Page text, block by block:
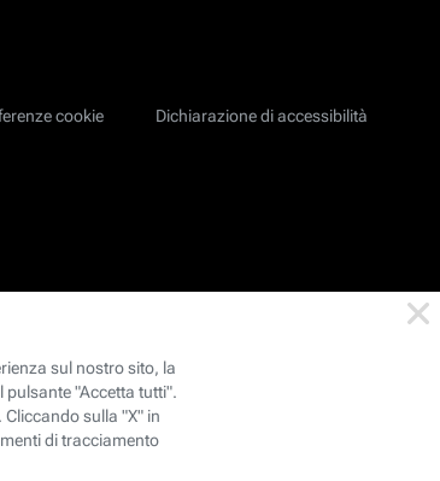
cookie Dichiarazione di accessibilità